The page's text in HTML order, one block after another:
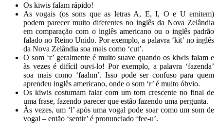
Os kiwis falam rápido!
As vogais (os sons que as letras A, E, I, O e U emitem)
podem parecer muito diferentes no inglês da Nova Zelândia
em comparação com o inglês americano ou o inglês padrão
falado no Reino Unido. Por exemplo, a palavra ‘kit’ no inglês
da Nova Zelândia soa mais como ‘cut’.
O som ‘r’ geralmente é muito suave quando oskiwis falam e
às vezes é difícil ouvi-lo! Por exemplo, a palavra ‘fazenda’
soa mais como ‘faahm’. Isso pode ser confuso para quem
aprendeu inglês americano, onde o som ‘r’ é muito óbvio.
Os kiwis costumam falar com um tom crescente no final de
uma frase, fazendo parecer que estão fazendo uma pergunta.
Às vezes, um ‘l’ após uma vogal pode soar como um som de
vogal – então ‘sentir’ é pronunciado ‘fee-u’.